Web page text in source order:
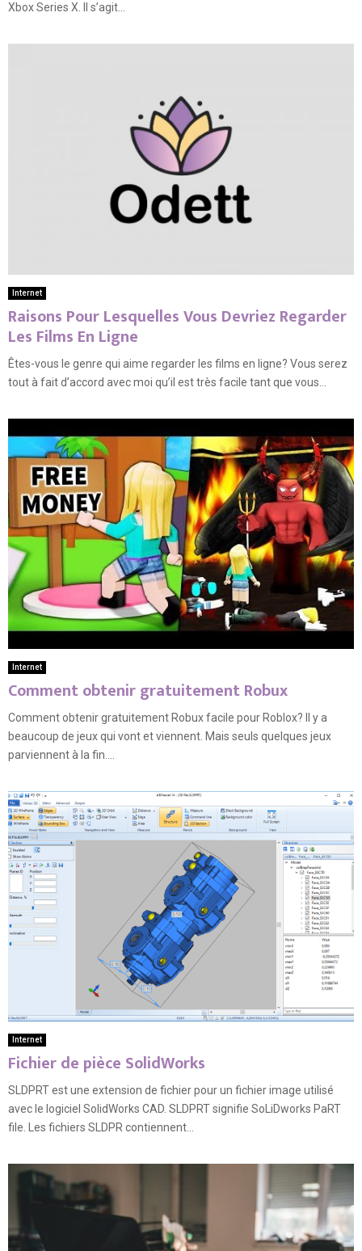
Xbox Series X. Il s’agit...
Internet
Raisons Pour Lesquelles Vous Devriez Regarder
Les Films En Ligne
Êtes-vous le genre qui aime regarder les films en ligne? Vous serez
tout à fait d’accord avec moi qu’il est très facile tant que vous...
Internet
Comment obtenir gratuitement Robux
Comment obtenir gratuitement Robux facile pour Roblox? Il y a
beaucoup de jeux qui vont et viennent. Mais seuls quelques jeux
parviennent à la fin....
Internet
Fichier de pièce SolidWorks
SLDPRT est une extension de fichier pour un fichier image utilisé
avec le logiciel SolidWorks CAD. SLDPRT signifie SoLiDworks PaRT
file. Les fichiers SLDPR contiennent...